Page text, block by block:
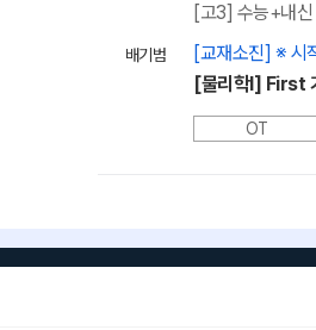
배기범
[고3] 수능+내
[교재소진] ※ 시
[물리학l] First
OT